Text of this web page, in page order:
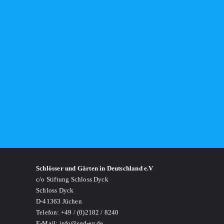
Schlösser und Gärten in Deutschland e.V
c/o Stiftung Schloss Dyck
Schloss Dyck
D-41363 Jüchen
Telefon: +49 / (0)2182 / 8240